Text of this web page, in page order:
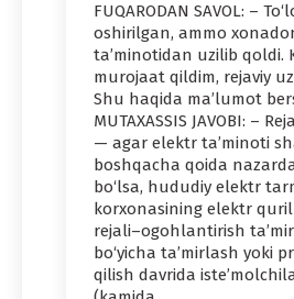
FUQARODAN SAVOL: –
oshirilgan, ammo
ta’minotidan uzilib qoldi.
murojaat qildim, rejaviy
Shu haqida ma’lumot
MUTAXASSIS JAVOBI: –
— agar elektr ta’minoti
boshqacha qoida
bo‘lsa, hududiy elektr
korxonasining elektr
rejali–ogohlantirish
bo‘yicha ta’mirlash yoki
qilish davrida